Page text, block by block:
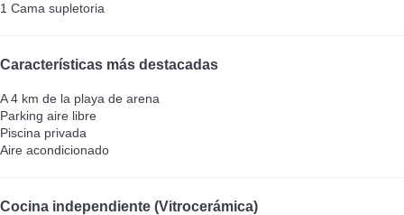
1 Cama supletoria
Características más destacadas
A 4 km de la playa de arena
Parking aire libre
Piscina privada
Aire acondicionado
Cocina independiente (Vitrocerámica)